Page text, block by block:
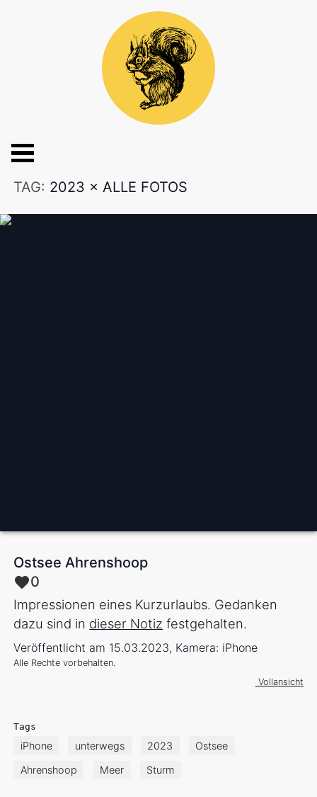
TAG: 2023 × ALLE FOTOS
Ostsee Ahrenshoop
0
Impressionen eines Kurzurlaubs. Gedanken
dazu sind in dieser Notiz festgehalten.
Veröffentlicht am 15.03.2023, Kamera: iPhone
Alle Rechte vorbehalten.
Vollansicht
Tags
iPhone unterwegs 2023 Ostsee
Ahrenshoop Meer Sturm